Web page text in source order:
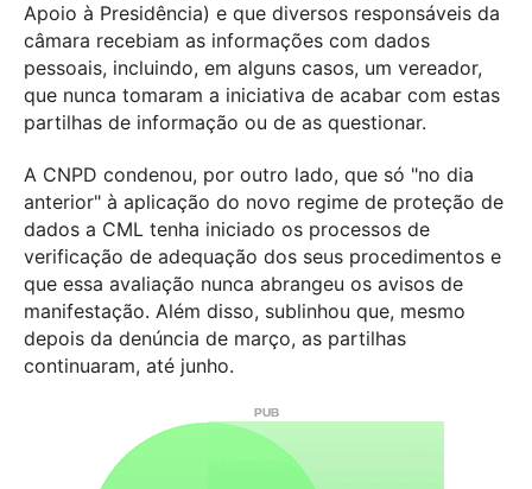
Apoio à Presidência) e que diversos responsáveis da
câmara recebiam as informações com dados
pessoais, incluindo, em alguns casos, um vereador,
que nunca tomaram a iniciativa de acabar com estas
partilhas de informação ou de as questionar.
A CNPD condenou, por outro lado, que só "no dia
anterior" à aplicação do novo regime de proteção de
dados a CML tenha iniciado os processos de
verificação de adequação dos seus procedimentos e
que essa avaliação nunca abrangeu os avisos de
manifestação. Além disso, sublinhou que, mesmo
depois da denúncia de março, as partilhas
continuaram, até junho.